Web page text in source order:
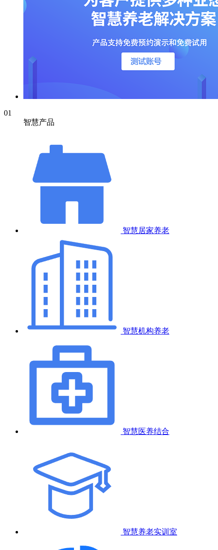
01
智慧产品
智慧居家养老
智慧机构养老
智慧医养结合
智慧养老实训室